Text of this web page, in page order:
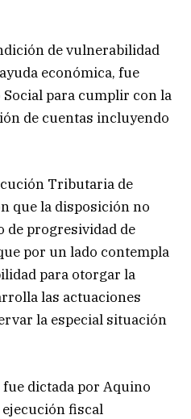
de vulnerabilidad
económica, fue
para cumplir con la
de cuentas incluyendo
Tributaria de
que la disposición no
de progresividad de
por un lado contempla
para otorgar la
las actuaciones
la especial situación
dictada por Aquino
fiscal